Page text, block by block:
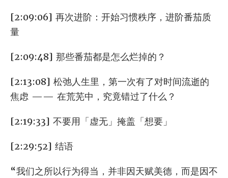
[2:09:06] 再次进阶：开始习惯秩序，进阶番茄质
量
[2:09:48] 那些番茄都是怎么烂掉的？
[2:13:08] 松弛人生里，第一次有了对时间流逝的
焦虑 —— 在荒芜中，究竟错过了什么？
[2:19:33] 不要用「虚无」掩盖「想要」
[2:29:52] 结语
“我们之所以行为得当，并非因天赋美德，而是因不